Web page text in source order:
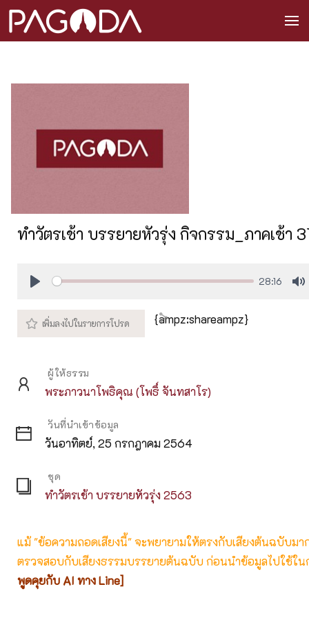
ทำวัตรเช้า บรรยายหัวรุ่ง กิจกรรม_ภาคเช้า
28:16
{ampz:shareampz}
ผู้ให้ธรรม
พระภาวนาโพธิคุณ (โพธิ์ จันทสาโร)
วันที่นำเข้าข้อมูล
วันอาทิตย์, 25 กรกฎาคม 2564
ชุด
ทำวัตรเช้า บรรยายหัวรุ่ง 2563
แม้ "ข้อความถอดเสียงนี้" จะพยายามให้ตรงกับเสียงต้นฉบับม
ตรวจสอบกับเสียงธรรมบรรยายต้นฉบับ ก่อนนำข้อมูลไปใช้ใน
พูดคุยกับ AI ทาง Line]